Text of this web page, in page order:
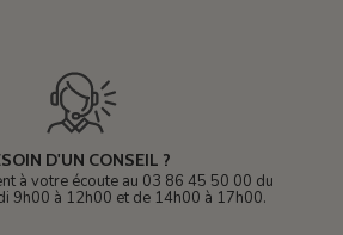
D'UN CONSEIL ?
à votre écoute au 03 86 45 50 00 du
9h00 à 12h00 et de 14h00 à 17h00.